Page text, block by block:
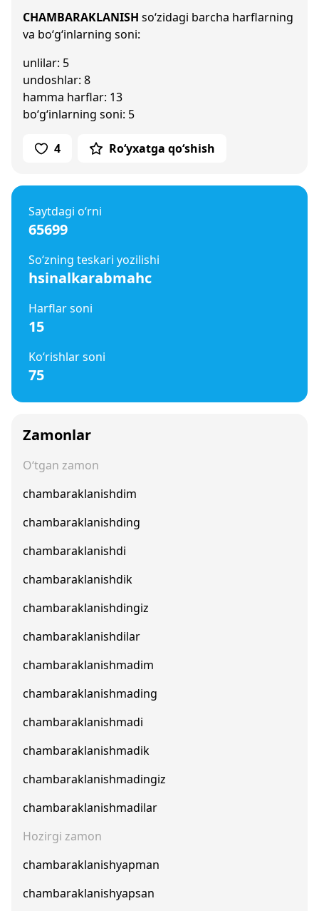
CHAMBARAKLANISH so‘zidagi barcha harflarning
va bo‘g‘inlarning soni:
unlilar: 5
undoshlar: 8
hamma harflar: 13
bo‘g‘inlarning soni: 5
4 Ro‘yxatga qo‘shish
Saytdagi o‘rni
65699
So‘zning teskari yozilishi
hsinalkarabmahc
Harflar soni
15
Ko‘rishlar soni
75
Zamonlar
O‘tgan zamon
chambaraklanishdim
chambaraklanishding
chambaraklanishdi
chambaraklanishdik
chambaraklanishdingiz
chambaraklanishdilar
chambaraklanishmadim
chambaraklanishmading
chambaraklanishmadi
chambaraklanishmadik
chambaraklanishmadingiz
chambaraklanishmadilar
Hozirgi zamon
chambaraklanishyapman
chambaraklanishyapsan